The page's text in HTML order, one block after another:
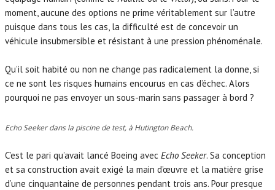
moment, aucune des options ne prime véritablement sur l’autre
puisque dans tous les cas, la difficulté est de concevoir un
véhicule insubmersible et résistant à une pression phénoménale.
Qu’il soit habité ou non ne change pas radicalement la donne, si
ce ne sont les risques humains encourus en cas d’échec. Alors
pourquoi ne pas envoyer un sous-marin sans passager à bord ?
Echo Seeker dans la piscine de test, à Hutington Beach.
C’est le pari qu’avait lancé Boeing avec Echo Seeker. Sa conception
et sa construction avait exigé la main d’œuvre et la matière grise
d’une cinquantaine de personnes pendant trois ans. Pour presque